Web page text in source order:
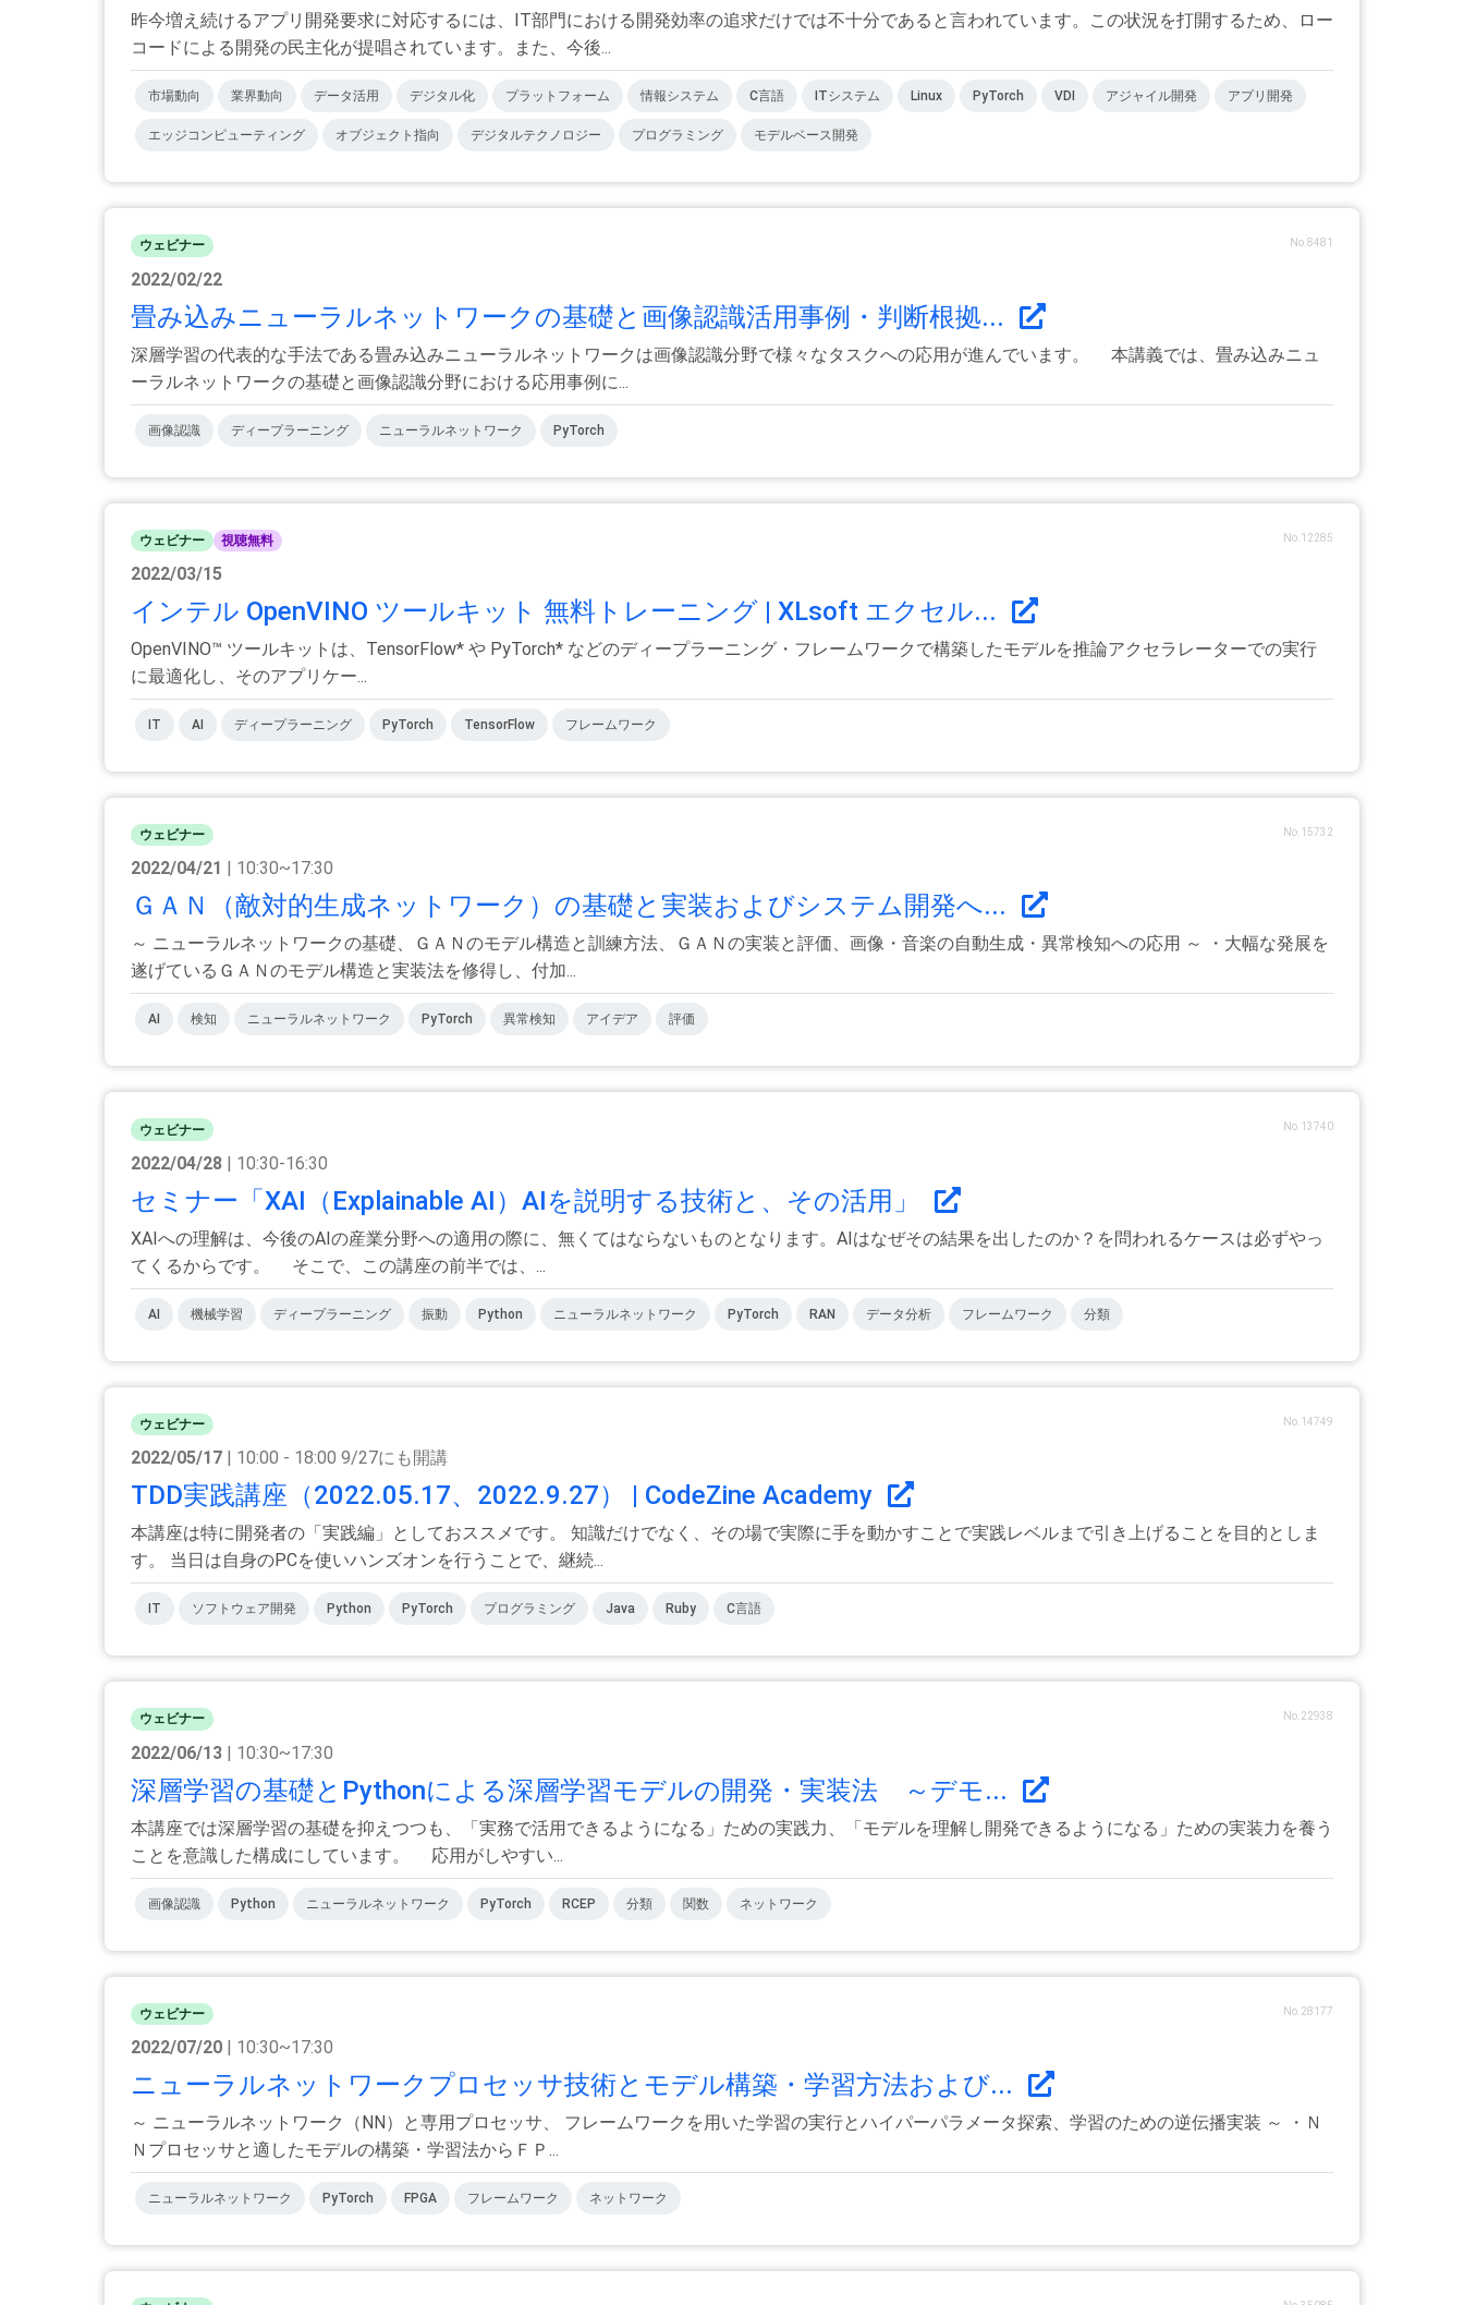
昨今増え続けるアプリ開発要求に対応するには、IT部門における開発効率の追求だけでは不十分であると言われています。この状況を打開するため、ロー
コードによる開発の民主化が提唱されています。また、今後...
市場動向 業界動向 データ活用 デジタル化 プラットフォーム 情報システム C言語 ITシステム Linux PyTorch VDI アジャイル開発 アプリ開発
エッジコンピューティング オブジェクト指向 デジタルテクノロジー プログラミング モデルベース開発
ウェビナー No.8481
2022/02/22
畳み込みニューラルネットワークの基礎と画像認識活用事例・判断根拠...
深層学習の代表的な手法である畳み込みニューラルネットワークは画像認識分野で様々なタスクへの応用が進んでいます。 本講義では、畳み込みニュ
ーラルネットワークの基礎と画像認識分野における応用事例に...
画像認識 ディープラーニング ニューラルネットワーク PyTorch
ウェビナー 視聴無料 No.12285
2022/03/15
インテル OpenVINO ツールキット 無料トレーニング | XLsoft エクセル...
OpenVINO™ ツールキットは、TensorFlow* や PyTorch* などのディープラーニング・フレームワークで構築したモデルを推論アクセラレーターでの実行
に最適化し、そのアプリケー...
IT AI ディープラーニング PyTorch TensorFlow フレームワーク
ウェビナー No.15732
2022/04/21 | 10:30~17:30
ＧＡＮ（敵対的生成ネットワーク）の基礎と実装およびシステム開発へ...
～ ニューラルネットワークの基礎、ＧＡＮのモデル構造と訓練方法、ＧＡＮの実装と評価、画像・音楽の自動生成・異常検知への応用 ～ ・大幅な発展を
遂げているＧＡＮのモデル構造と実装法を修得し、付加...
AI 検知 ニューラルネットワーク PyTorch 異常検知 アイデア 評価
ウェビナー No.13740
2022/04/28 | 10:30-16:30
セミナー「XAI（Explainable AI）AIを説明する技術と、その活用」
XAIへの理解は、今後のAIの産業分野への適用の際に、無くてはならないものとなります。AIはなぜその結果を出したのか？を問われるケースは必ずやっ
てくるからです。 そこで、この講座の前半では、...
AI 機械学習 ディープラーニング 振動 Python ニューラルネットワーク PyTorch RAN データ分析 フレームワーク 分類
ウェビナー No.14749
2022/05/17 | 10:00 - 18:00 9/27にも開講
TDD実践講座（2022.05.17、2022.9.27） | CodeZine Academy
本講座は特に開発者の「実践編」としておススメです。 知識だけでなく、その場で実際に手を動かすことで実践レベルまで引き上げることを目的としま
す。 当日は自身のPCを使いハンズオンを行うことで、継続...
IT ソフトウェア開発 Python PyTorch プログラミング Java Ruby C言語
ウェビナー No.22938
2022/06/13 | 10:30~17:30
深層学習の基礎とPythonによる深層学習モデルの開発・実装法 ～デモ...
本講座では深層学習の基礎を抑えつつも、「実務で活用できるようになる」ための実践力、「モデルを理解し開発できるようになる」ための実装力を養う
ことを意識した構成にしています。 応用がしやすい...
画像認識 Python ニューラルネットワーク PyTorch RCEP 分類 関数 ネットワーク
ウェビナー No.28177
2022/07/20 | 10:30~17:30
ニューラルネットワークプロセッサ技術とモデル構築・学習方法および...
～ ニューラルネットワーク（NN）と専用プロセッサ、 フレームワークを用いた学習の実行とハイパーパラメータ探索、学習のための逆伝播実装 ～ ・Ｎ
Ｎプロセッサと適したモデルの構築・学習法からＦＰ...
ニューラルネットワーク PyTorch FPGA フレームワーク ネットワーク